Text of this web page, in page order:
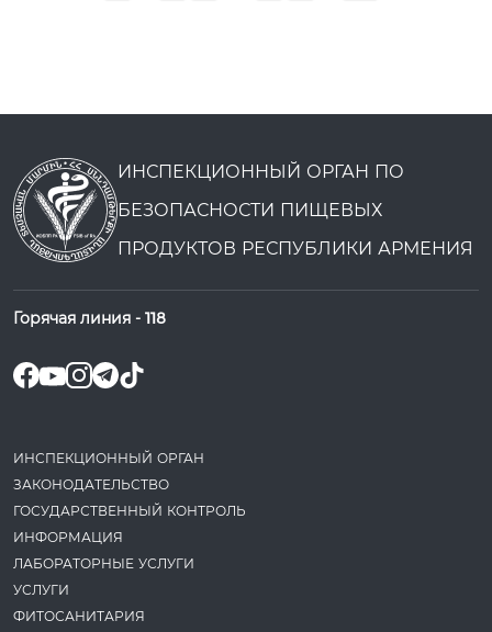
ИНСПЕКЦИОННЫЙ ОРГАН ПО
БЕЗОПАСНОСТИ ПИЩЕВЫХ
ПРОДУКТОВ РЕСПУБЛИКИ АРМЕНИЯ
Горячая линия - 118
ИНСПЕКЦИОННЫЙ ОРГАН
ЗАКОНОДАТЕ­ЛЬСТВО
ГОСУДАРСТВЕННЫЙ КОНТРОЛЬ
ИНФОРМАЦИЯ
ЛАБОРАТОРНЫЕ УСЛУГИ
УСЛУГИ
ФИТОСАНИТАРИЯ